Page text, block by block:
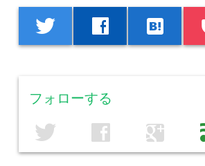
twitter facebook hatenabookmark
フォローする
twitter facebook google